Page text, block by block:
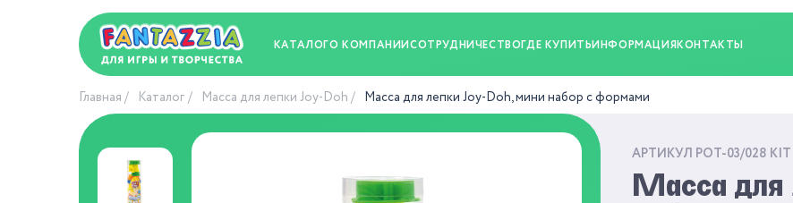
КАТАЛОГО КОМПАНИИСОТРУДНИЧЕСТВОГДЕ КУПИТЬИНФОРМАЦИЯКОНТАКТЫ
Главная Каталог Масса для лепки Joy-Doh Масса для лепки Joy-Doh, мини набор с формами
АРТИКУЛ POT-03/028 KIT
Масса для